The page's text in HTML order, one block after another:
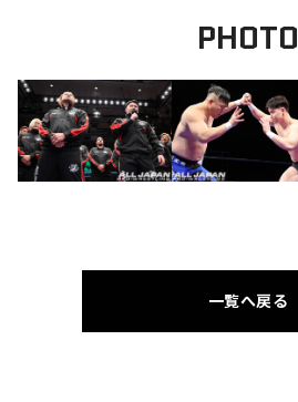
PHOTO
一覧へ戻る